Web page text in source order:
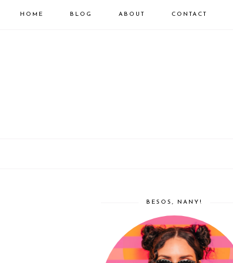
HOME BLOG ABOUT CONTACT
BESOS, NANY!